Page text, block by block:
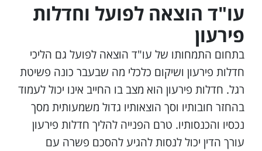
עו"ד הוצאה לפועל וחדלות
פירעון
בתחום התמחותו של עו"ד הוצאה לפועל גם הליכי
חדלות פירעון ושיקום כלכלי מה שבעבר כונה פשיטת
רגל. חדלות פירעון הוא מצב בו החייב אינו יכול לעמוד
בהחזר חובותיו וסך הוצאותיו גדול משמעותית מסך
נכסיו והכנסותיו. טרם הפנייה להליך חדלות פירעון
עורך הדין יכול לנסות להגיע להסכם פשרה עם